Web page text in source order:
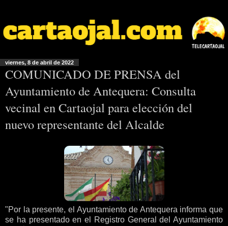
viernes, 8 de abril de 2022
COMUNICADO DE PRENSA del
Ayuntamiento de Antequera: Consulta
vecinal en Cartaojal para elección del
nuevo representante del Alcalde
"Por la presente, el Ayuntamiento de Antequera informa que
se ha presentado en el Registro General del Ayuntamiento